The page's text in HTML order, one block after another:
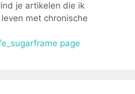
je artikelen die ik
met chronische